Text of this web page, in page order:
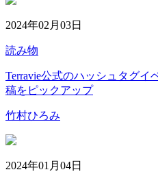
2024年02月03日
読み物
Terravie公式のハッシュタグイ
稿をピックアップ
竹村ひろみ
2024年01月04日